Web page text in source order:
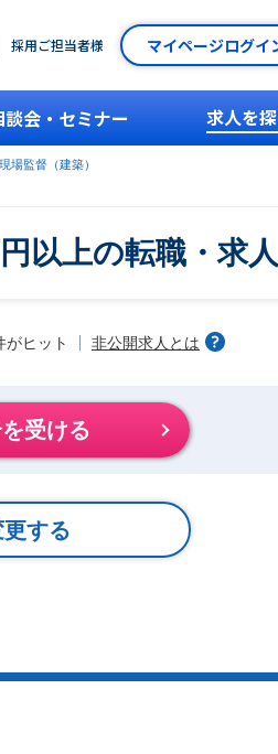
採用ご担当者様 マイページログイ
会・セミナー 求人を
場監督（建築）
以上の転職・求
がヒット 非公開求人とは
受ける
する